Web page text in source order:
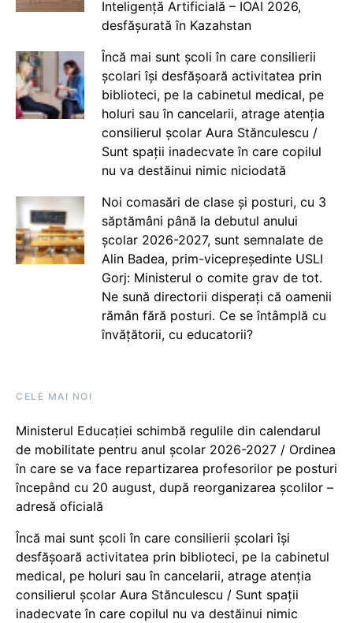
Inteligență Artificială – IOAI 2026,
desfășurată în Kazahstan
Încă mai sunt școli în care consilierii
școlari își desfășoară activitatea prin
biblioteci, pe la cabinetul medical, pe
holuri sau în cancelarii, atrage atenția
consilierul școlar Aura Stănculescu /
Sunt spații inadecvate în care copilul
nu va destăinui nimic niciodată
Noi comasări de clase și posturi, cu 3
săptămâni până la debutul anului
școlar 2026-2027, sunt semnalate de
Alin Badea, prim-vicepreședinte USLI
Gorj: Ministerul o comite grav de tot.
Ne sună directorii disperați că oamenii
rămân fără posturi. Ce se întâmplă cu
învățătorii, cu educatorii?
CELE MAI NOI
Ministerul Educației schimbă regulile din calendarul
de mobilitate pentru anul școlar 2026-2027 / Ordinea
în care se va face repartizarea profesorilor pe posturi
începând cu 20 august, după reorganizarea școlilor –
adresă oficială
Încă mai sunt școli în care consilierii școlari își
desfășoară activitatea prin biblioteci, pe la cabinetul
medical, pe holuri sau în cancelarii, atrage atenția
consilierul școlar Aura Stănculescu / Sunt spații
inadecvate în care copilul nu va destăinui nimic